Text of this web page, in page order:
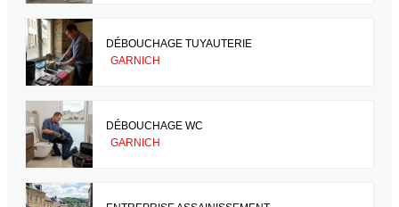
DÉBOUCHAGE TUYAUTERIE
GARNICH
DÉBOUCHAGE WC
GARNICH